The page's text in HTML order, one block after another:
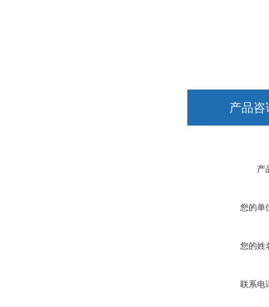
产品咨
产
您的单
您的姓
联系电